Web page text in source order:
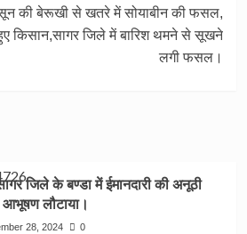
की बेरूखी से खतरे में सोयाबीन की फसल,
किसान,सागर जिले में बारिश थमने से सूखने
लगी फसल।
जिले के बण्डा में ईमानदारी की अनूठी
लौटाया।
28, 2024
0